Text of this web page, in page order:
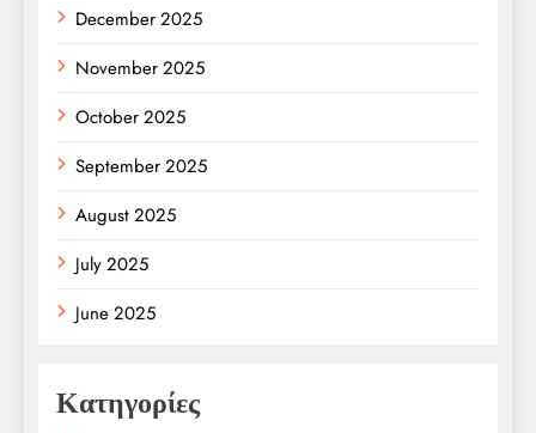
December 2025
November 2025
October 2025
September 2025
August 2025
July 2025
June 2025
Κατηγορίες